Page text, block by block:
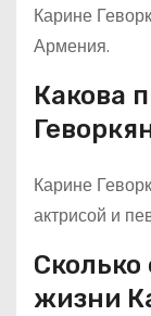
Карине
Армения.
Какова
Карине
актрисой и
жизни